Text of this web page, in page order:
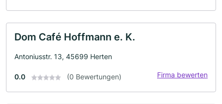
Dom Café Hoffmann e. K.
Antoniusstr. 13, 45699 Herten
0.0 (0 Bewertungen) Firma bewerten